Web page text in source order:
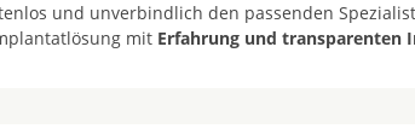
und unverbindlich den passenden
mit Erfahrung und transparenten